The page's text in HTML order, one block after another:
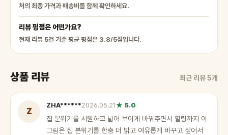
처의 최종 가격과 배송비를 함께 확인하세요.
리뷰 평점은 어떤가요?
현재 리뷰 5건 기준 평균 평점은 3.8/5점입니다.
상품 리뷰 최근 리뷰 5개
Z
ZHA******2026.05.21★ 5.0
집 분위기를 시원하고 넓어 보이게 바꿔주면서 힐링까지 이
그림은 집 분위기를 한층 더 밝고 여유롭게 바꾸고 싶어서